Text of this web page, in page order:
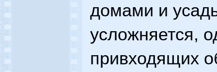
домами и
усложняется,
привходящих